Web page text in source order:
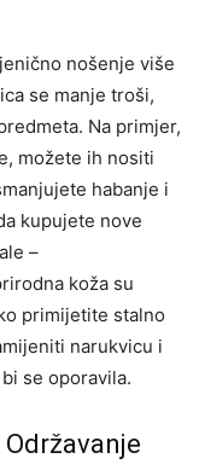
nošenje više
se manje troši,
Na primjer,
možete ih nositi
habanje i
kupujete nove
–
koža su
primijetite stalno
narukvicu i
se oporavila.